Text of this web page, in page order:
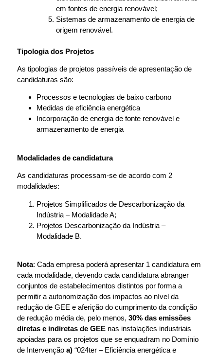
em fontes de energia renovável;
Sistemas de armazenamento de energia de
origem renovável.
Tipologia dos Projetos
As tipologias de projetos passíveis de apresentação de
candidaturas são:
Processos e tecnologias de baixo carbono
Medidas de eficiência energética
Incorporação de energia de fonte renovável e
armazenamento de energia
Modalidades de candidatura
As candidaturas processam-se de acordo com 2
modalidades:
Projetos Simplificados de Descarbonização da
Indústria – Modalidade A;
Projetos Descarbonização da Indústria –
Modalidade B.
Nota: Cada empresa poderá apresentar 1 candidatura em
cada modalidade, devendo cada candidatura abranger
conjuntos de estabelecimentos distintos por forma a
permitir a autonomização dos impactos ao nível da
redução de GEE e aferição do cumprimento da condição
de redução média de, pelo menos, 30% das emissões
diretas e indiretas de GEE nas instalações industriais
apoiadas para os projetos que se enquadram no Domínio
de Intervenção a) “024ter – Eficiência energética e